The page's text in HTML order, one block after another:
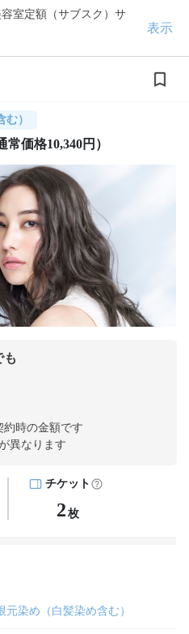
室定額（サブスク）サ
表示
）
価格10,340円）
も
約時の金額です
異なります
チケット
2 枚
元染め（白髪染め含む）